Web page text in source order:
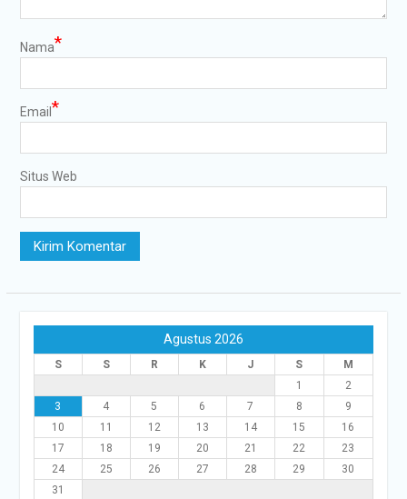
Nama*
Email *
Situs Web
Agustus 2026
S S R K J S
M
1
2
3
4 5 6 7 8
9
10
11 12 13 14 15
16
17
18 19 20 21 22
23
24
25 26 27 28 29
30
31